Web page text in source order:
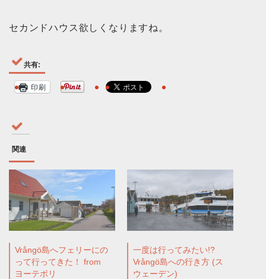
セカンドハウス欲しくなりますね。
共有:
印刷
関連
Vrångö島へフェリーにの
って行ってきた！ from
ヨーテボリ
一度は行ってみたい!?
Vrångö島への行き方 (ス
ウェーデン)